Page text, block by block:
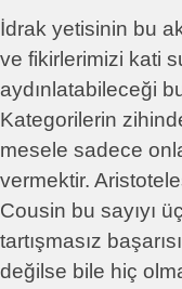
İdrak yetisinin bu
ve fikirlerimizi kati
aydınlatabileceği
Kategorilerin
mesele sadece
vermektir.
Cousin bu sayıyı
tartışmasız
değilse bile hiç